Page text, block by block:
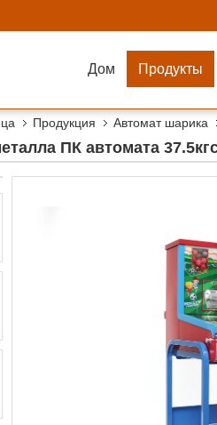
Дом Продукты
Продукция Автомат шарика
ПК автомата